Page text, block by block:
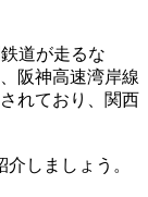
道が走るな
阪神高速湾岸線
れており、関西
しましょう。